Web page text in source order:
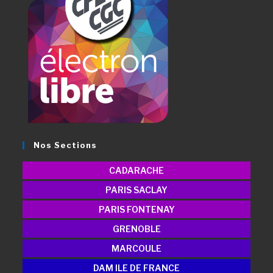
Nos Sections
CADARACHE
PARIS SACLAY
PARIS FONTENAY
GRENOBLE
MARCOULE
DAM ILE DE FRANCE